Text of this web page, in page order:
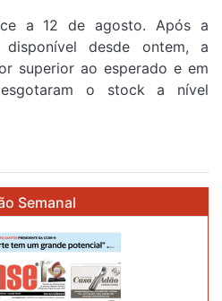
a 12 de agosto. Após a
desde ontem, a
superior ao esperado e em
o stock a nível
Semanal